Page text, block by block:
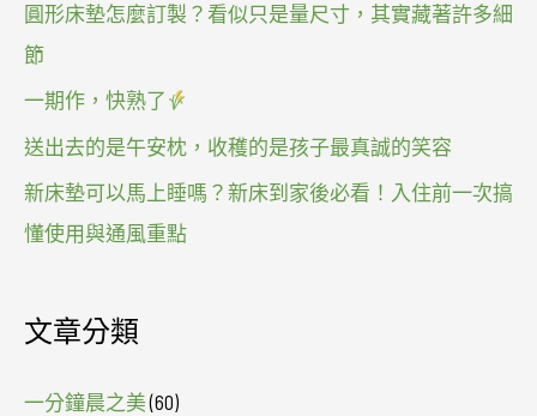
圓形床墊怎麼訂製？看似只是量尺寸，其實藏著許多細
節
一期作，快熟了
送出去的是午安枕，收穫的是孩子最真誠的笑容
新床墊可以馬上睡嗎？新床到家後必看！入住前一次搞
懂使用與通風重點
文章分類
一分鐘晨之美(60)